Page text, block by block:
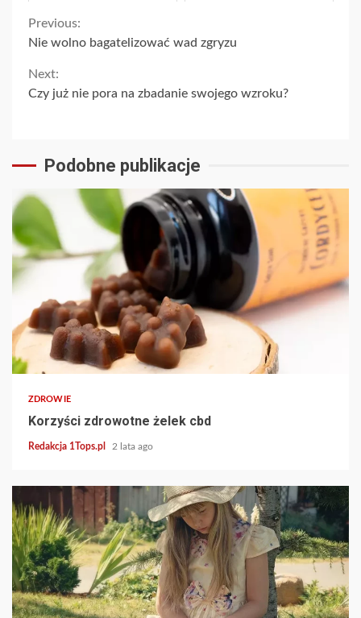
Continue
Reading
Previous:
Nie wolno bagatelizować wad zgryzu
Next:
Czy już nie pora na zbadanie swojego wzroku?
Podobne publikacje
5 min read
ZDROWIE
Korzyści zdrowotne żelek cbd
Redakcja 1Tops.pl 2 lata ago